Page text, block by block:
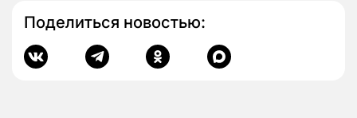
Поделиться новостью: